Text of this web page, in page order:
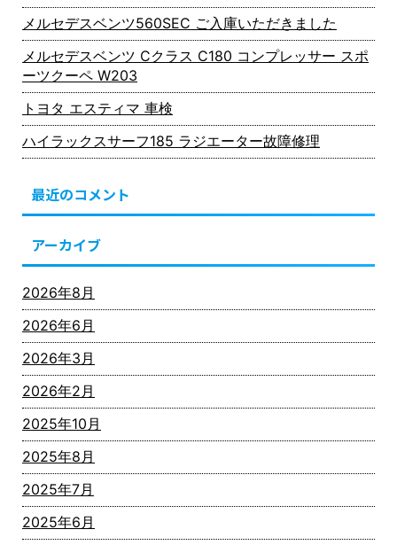
メルセデスベンツ560SEC ご入庫いただきました
メルセデスベンツ Cクラス C180 コンプレッサー スポ
ーツクーペ W203
トヨタ エスティマ 車検
ハイラックスサーフ185 ラジエーター故障修理
最近のコメント
アーカイブ
2026年8月
2026年6月
2026年3月
2026年2月
2025年10月
2025年8月
2025年7月
2025年6月